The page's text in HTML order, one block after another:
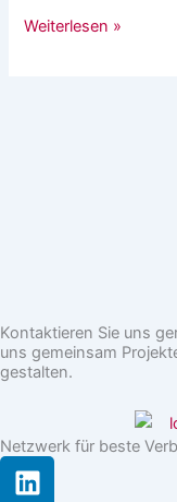
Weiterlesen »
Kontaktieren Sie uns
uns gemeinsam
gestalten.
Netzwerk für beste
L
i